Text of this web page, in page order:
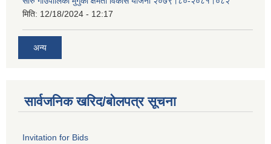
मिति: 12/18/2024 - 12:17
अन्य
सार्वजनिक खरिद/बोलपत्र सूचना
Invitation for Bids